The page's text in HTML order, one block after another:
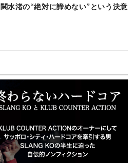
関水渚の“絶対に諦めない”という決意